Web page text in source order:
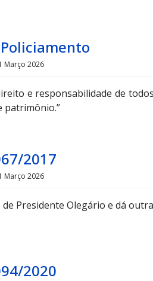
Março 2026
e responsabilidade de
patrimônio.”
2017
Março 2026
Presidente Olegário e dá
2020